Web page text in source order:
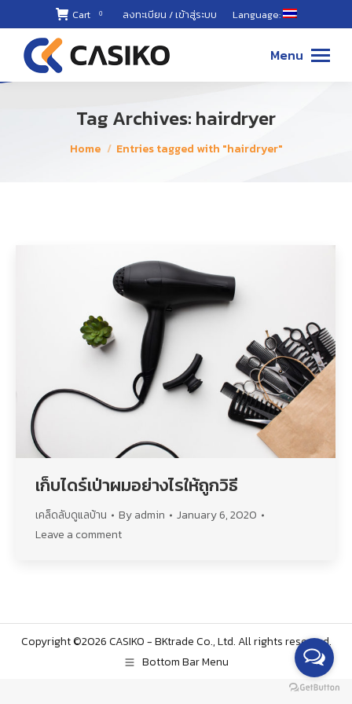
Cart 0 ลงทะเบียน / เข้าสู่ระบบ Language:
Menu
Tag Archives: hairdryer
You are here:
Home Entries tagged with "hairdryer"
เก็บไดร์เป่าผมอย่างไรให้ถูกวิธี
เคล็ดลับดูแลบ้าน Byadmin
January 6, 2020
Leave a comment
Copyright ©2026 CASIKO - BKtrade Co., Ltd. All rights reserved.
Bottom Bar Menu